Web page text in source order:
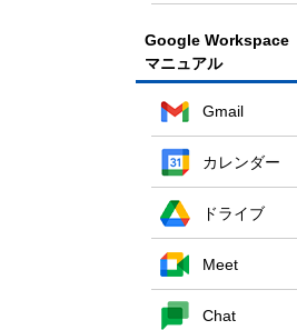
Google Workspace
マニュアル
Gmail
カレンダー
ドライブ
Meet
Chat